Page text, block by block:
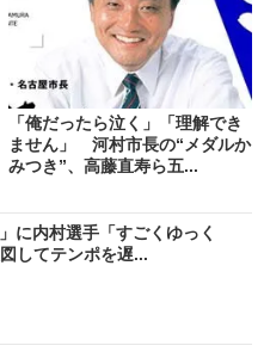
「俺だったら泣く」「理解でき
ません」 河村市長の“メダルか
みつき”、高藤直寿ら五...
に内村選手「すごくゆっく
してテンポを遅...